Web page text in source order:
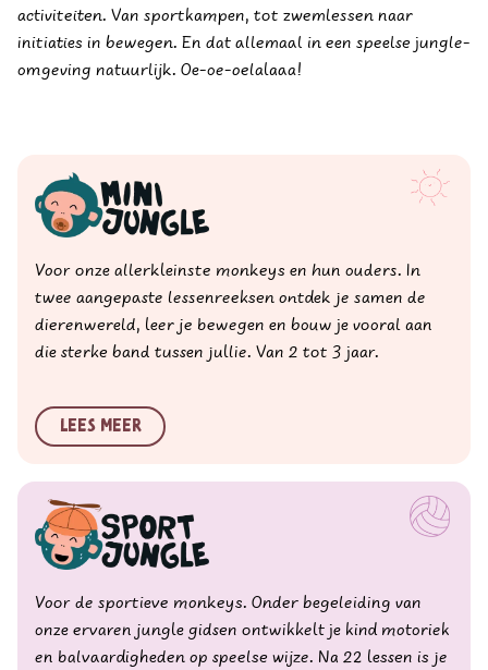
activiteiten. Van sportkampen, tot zwemlessen naar
initiaties in bewegen. En dat allemaal in een speelse jungle-
omgeving natuurlijk. Oe-oe-oelalaaa!
Voor onze allerkleinste monkeys en hun ouders. In
twee aangepaste lessenreeksen ontdek je samen de
dierenwereld, leer je bewegen en bouw je vooral aan
die sterke band tussen jullie. Van 2 tot 3 jaar.
Lees meer
Voor de sportieve monkeys. Onder begeleiding van
onze ervaren jungle gidsen ontwikkelt je kind motoriek
en balvaardigheden op speelse wijze. Na 22 lessen is je